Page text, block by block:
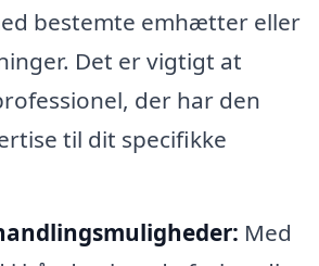
bestemte emhætter eller
Det er vigtigt at
der har den
til dit specifikke
Med